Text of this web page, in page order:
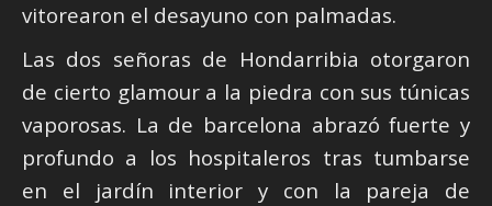
vitorearon el desayuno con palmadas.
Las dos señoras de Hondarribia otorgaron
de cierto glamour a la piedra con sus túnicas
vaporosas. La de barcelona abrazó fuerte y
profundo a los hospitaleros tras tumbarse
en el jardín interior y con la pareja de